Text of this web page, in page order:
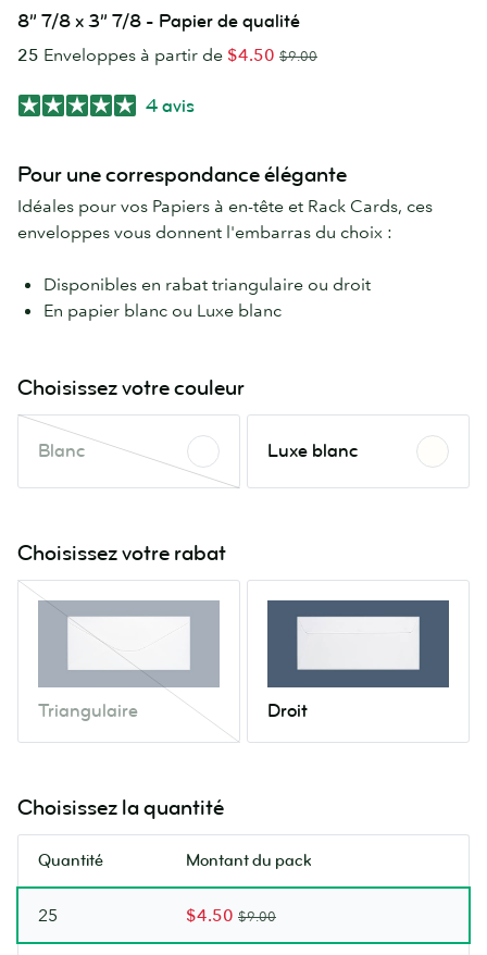
8” 7/8 x 3” 7/8 - Papier de qualité
25 Enveloppes à partir de $4.50 $9.00
4 avis
Pour une correspondance élégante
Idéales pour vos Papiers à en-tête et Rack Cards, ces
enveloppes vous donnent l'embarras du choix :
Disponibles en rabat triangulaire ou droit
En papier blanc ou Luxe blanc
Choisissez votre couleur
Blanc
Blanc
Cette
disponible.
Vérifiez
Luxe blanc
blanc
Choisissez votre rabat
Triangulaire
Triangulaire
disponible.
Vérifiez
tard.
Droit
Choisissez la quantité
Quantité Montant du pack
25 $4.50 $9.00